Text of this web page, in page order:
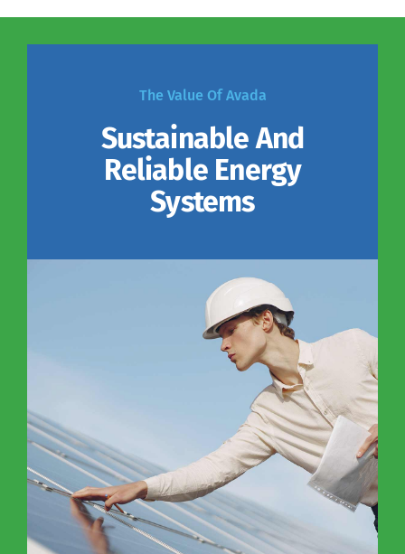
The Value Of Avada
Sustainable And
Reliable Energy
Systems